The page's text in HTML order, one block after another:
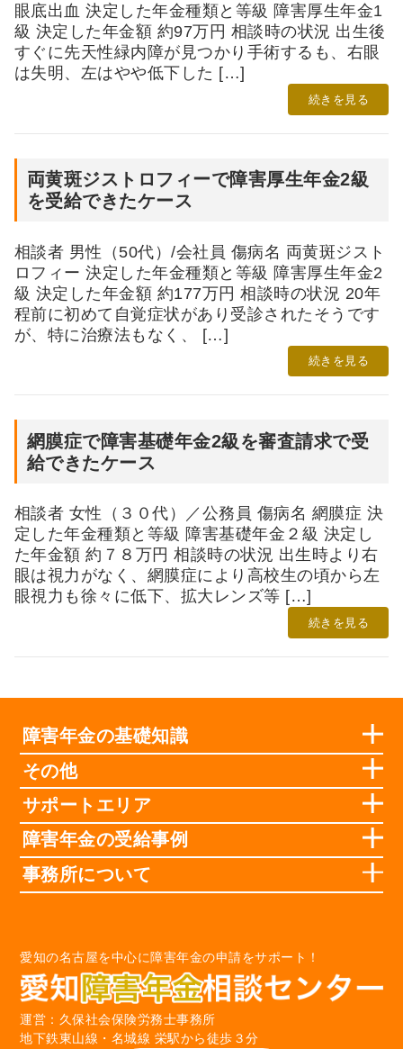
眼底出血 決定した年金種類と等級 障害厚生年金1
級 決定した年金額 約97万円 相談時の状況 出生後
すぐに先天性緑内障が見つかり手術するも、右眼
は失明、左はやや低下した […]
続きを見る
両黄斑ジストロフィーで障害厚生年金2級
を受給できたケース
相談者 男性（50代）/会社員 傷病名 両黄斑ジスト
ロフィー 決定した年金種類と等級 障害厚生年金2
級 決定した年金額 約177万円 相談時の状況 20年
程前に初めて自覚症状があり受診されたそうです
が、特に治療法もなく、 […]
続きを見る
網膜症で障害基礎年金2級を審査請求で受
給できたケース
相談者 女性（３０代）／公務員 傷病名 網膜症 決
定した年金種類と等級 障害基礎年金２級 決定し
た年金額 約７８万円 相談時の状況 出生時より右
眼は視力がなく、網膜症により高校生の頃から左
眼視力も徐々に低下、拡大レンズ等 […]
続きを見る
障害年金の基礎知識
その他
サポートエリア
障害年金の受給事例
事務所について
愛知の名古屋を中心に障害年金の申請をサポート！
運営：久保社会保険労務士事務所
地下鉄東山線・名城線 栄駅から徒歩３分